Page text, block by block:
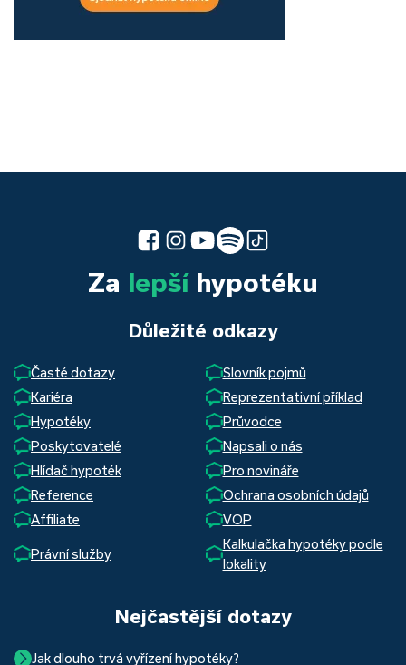
Za lepšíhypotéku
Důležité odkazy
Časté dotazy
Slovník pojmů
Kariéra
Reprezentativní příklad
Hypotéky
Průvodce
Poskytovatelé
Napsali o nás
Hlídač hypoték
Pro novináře
Reference
Ochrana osobních údajů
Affiliate
VOP
Právní služby
Kalkulačka hypotéky podle
lokality
Nejčastější dotazy
Jak dlouho trvá vyřízení hypotéky?